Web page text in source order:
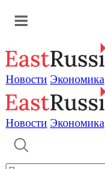
Новости Экономика
Новости Экономика